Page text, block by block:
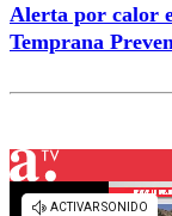
Alerta por calor
Temprana